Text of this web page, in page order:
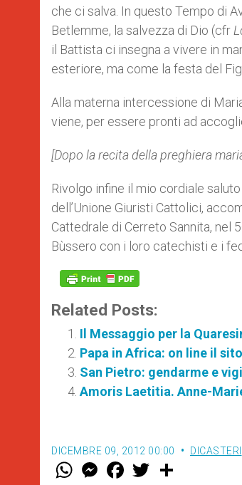
che ci salva. In questo Tempo di
Betlemme, la salvezza di Dio (cfr
il Battista ci insegna a vivere in
esteriore, ma come la festa del
Alla materna intercessione di
viene, per essere pronti ad
[Dopo la recita della preghiera
Rivolgo infine il mio cordiale
dell’Unione Giuristi Cattolici,
Cattedrale di Cerreto Sannita, nel
Bùssero con i loro catechisti e i
Related Posts:
Il Messaggio per la
Papa in Africa: on line il
San Pietro: gendarme e
Amoris Laetitia. Anne-
DICEMBRE 09, 2012 00:00 DICASTERI
W M
e
F
a w